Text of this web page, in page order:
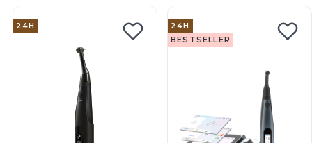
24H
24H
BESTSELLER